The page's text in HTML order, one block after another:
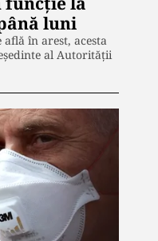
luni
în arest, acesta
al Autorității